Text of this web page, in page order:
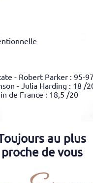
- Robert Parker : 95-
- Julia Harding : 18 /
de France : 18,5 /20
au plus
proche de vous